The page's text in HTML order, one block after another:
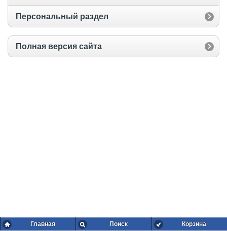
Персональный раздел
Полная версия сайта
Главная Поиск Корзина